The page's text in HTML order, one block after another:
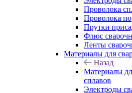
Проволока
Проволока
Прутки
Флюс
Ленты
Материалы для
Назад
Материалы
сплавов
Электроды